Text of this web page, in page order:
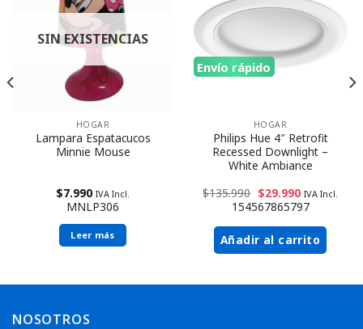
SIN EXISTENCIAS
HOGAR
Lampara Espatacucos
Minnie Mouse
$7.990 IVA Incl.
MNLP306
Leer más
Envío rápido
HOGAR
Philips Hue 4″ Retrofit
Recessed Downlight –
White Ambiance
$135.990 $29.990 IVA Incl.
154567865797
Añadir al carrito
NOSOTROS